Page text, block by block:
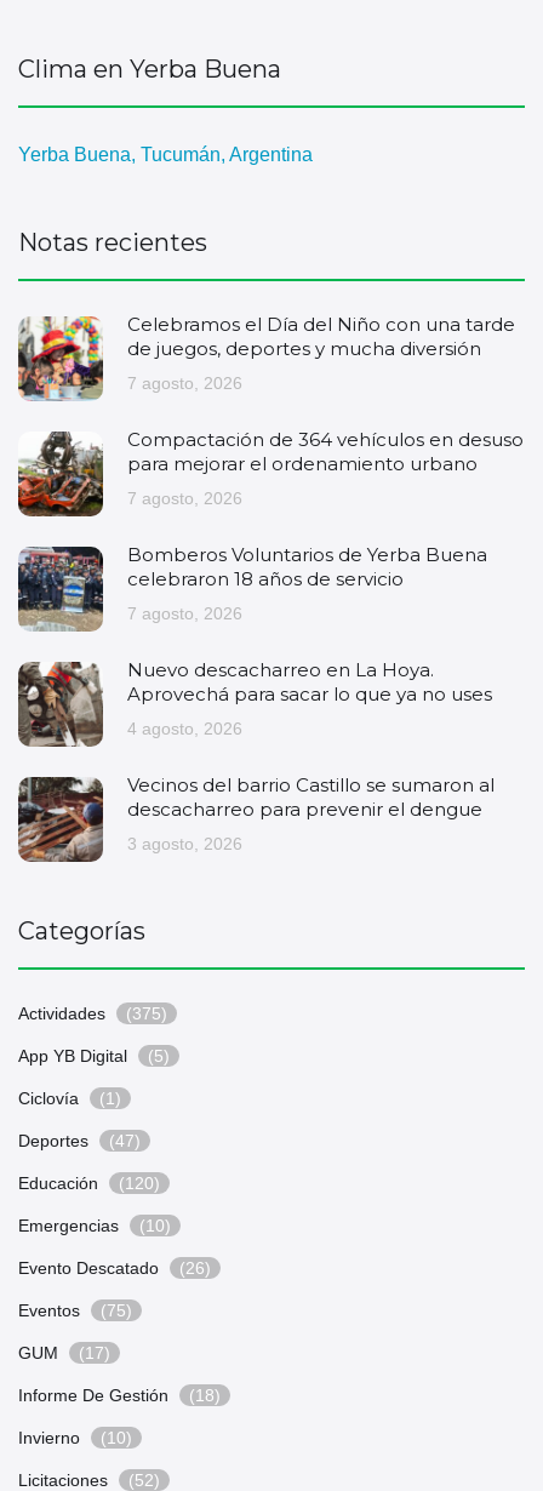
Clima en Yerba Buena
Yerba Buena, Tucumán, Argentina
Notas recientes
Celebramos el Día del Niño con una tarde
de juegos, deportes y mucha diversión
7 agosto, 2026
Compactación de 364 vehículos en desuso
para mejorar el ordenamiento urbano
7 agosto, 2026
Bomberos Voluntarios de Yerba Buena
celebraron 18 años de servicio
7 agosto, 2026
Nuevo descacharreo en La Hoya.
Aprovechá para sacar lo que ya no uses
4 agosto, 2026
Vecinos del barrio Castillo se sumaron al
descacharreo para prevenir el dengue
3 agosto, 2026
Categorías
Actividades (375)
App YB Digital (5)
Ciclovía (1)
Deportes (47)
Educación (120)
Emergencias (10)
Evento Descatado (26)
Eventos (75)
GUM (17)
Informe De Gestión (18)
Invierno (10)
Licitaciones (52)